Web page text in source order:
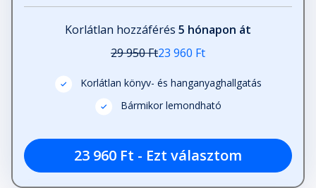
Korlátlan hozzáférés 5 hónapon át
29 950 Ft23 960 Ft
Korlátlan könyv- és hanganyaghallgatás
Bármikor lemondható
23 960 Ft - Ezt választom